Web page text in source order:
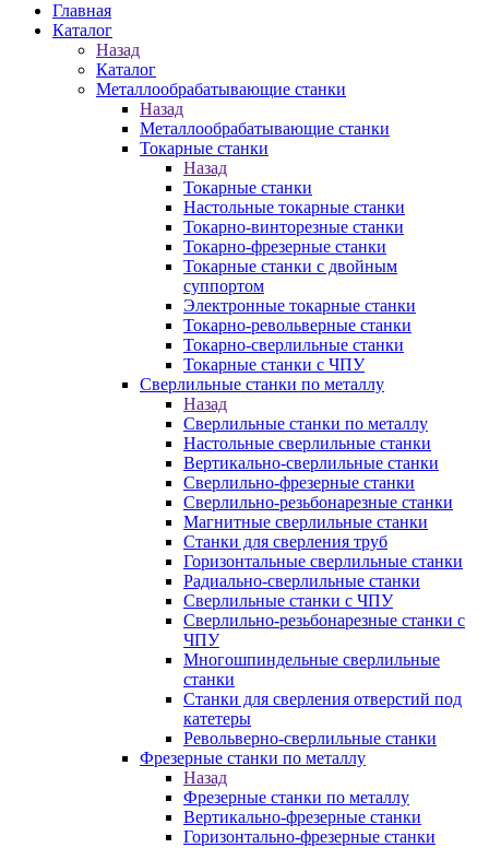
Главная
Каталог
Назад
Каталог
Металлообрабатывающие станки
Назад
Металлообрабатывающие станки
Токарные станки
Назад
Токарные станки
Настольные токарные станки
Токарно-винторезные станки
Токарно-фрезерные станки
Токарные станки с двойным
суппортом
Электронные токарные станки
Токарно-револьверные станки
Токарно-сверлильные станки
Токарные станки с ЧПУ
Сверлильные станки по металлу
Назад
Сверлильные станки по металлу
Настольные сверлильные станки
Вертикально-сверлильные станки
Сверлильно-фрезерные станки
Сверлильно-резьбонарезные станки
Магнитные сверлильные станки
Станки для сверления труб
Горизонтальные сверлильные станки
Радиально-сверлильные станки
Сверлильные станки с ЧПУ
Сверлильно-резьбонарезные станки с
ЧПУ
Многошпиндельные сверлильные
станки
Станки для сверления отверстий под
катетеры
Револьверно-сверлильные станки
Фрезерные станки по металлу
Назад
Фрезерные станки по металлу
Вертикально-фрезерные станки
Горизонтально-фрезерные станки